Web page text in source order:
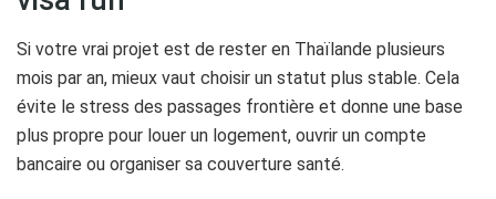
Si votre vrai projet est de rester en Thaïlande plusieurs
mois par an, mieux vaut choisir un statut plus stable. Cela
évite le stress des passages frontière et donne une base
plus propre pour louer un logement, ouvrir un compte
bancaire ou organiser sa couverture santé.